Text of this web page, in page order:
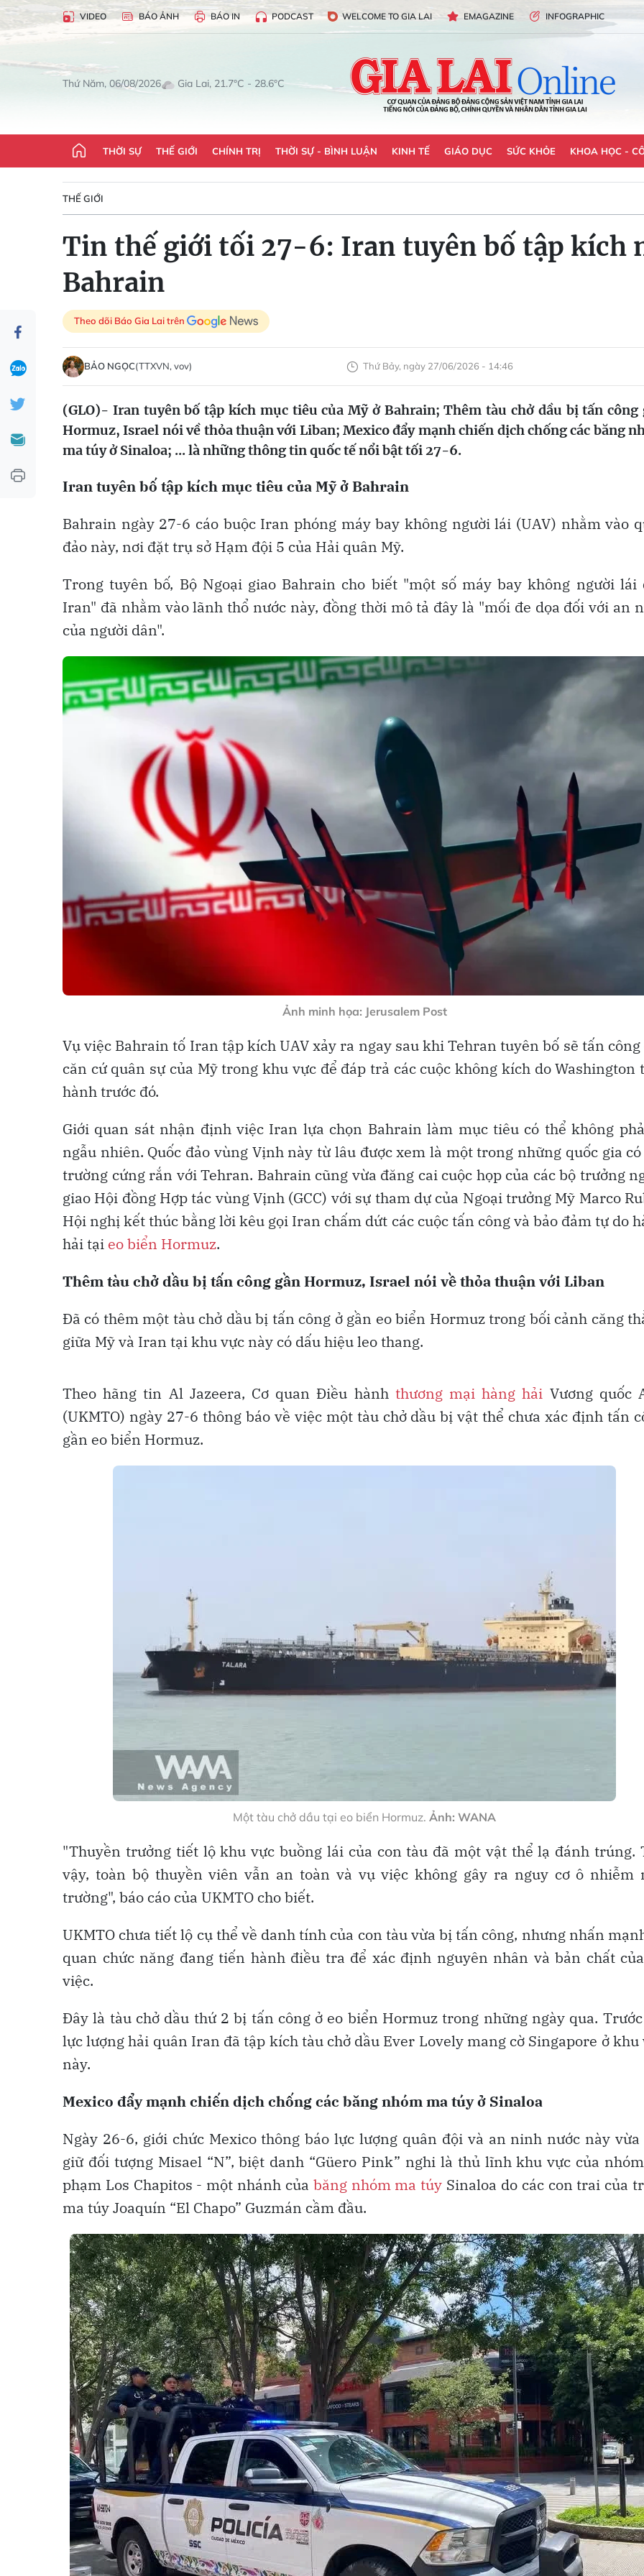
VIDEO BÁO ẢNH BÁO IN PODCAST WELCOME TO GIA LAI EMAGAZINE INFOGRAPHIC
Thứ Năm, 06/08/2026 Gia Lai, 21.7°C - 28.6°C
THỜI SỰ THẾ GIỚI CHÍNH TRỊ THỜI SỰ - BÌNH LUẬN KINH TẾ GIÁO DỤC SỨC KHỎE KHOA HỌC -
THẾ GIỚI
Tin thế giới tối 27-6: Iran tuyên bố tập kích
Bahrain
Theo dõi Báo Gia Lai trên
BẢO NGỌC(TTXVN, vov) Thứ Bảy, ngày 27/06/2026 - 14:46
(GLO)- Iran tuyên bố tập kích mục tiêu của Mỹ ở Bahrain; Thêm tàu chở dầu bị tấn công
Hormuz, Israel nói về thỏa thuận với Liban; Mexico đẩy mạnh chiến dịch chống các băng
ma túy ở Sinaloa; ... là những thông tin quốc tế nổi bật tối 27-6.
Iran tuyên bố tập kích mục tiêu của Mỹ ở Bahrain
Bahrain ngày 27-6 cáo buộc Iran phóng máy bay không người lái (UAV) nhằm vào
đảo này, nơi đặt trụ sở Hạm đội 5 của Hải quân Mỹ.
Trong tuyên bố, Bộ Ngoại giao Bahrain cho biết "một số máy bay không người lái
Iran" đã nhằm vào lãnh thổ nước này, đồng thời mô tả đây là "mối đe dọa đối với an
của người dân".
Ảnh minh họa: Jerusalem Post
Vụ việc Bahrain tố Iran tập kích UAV xảy ra ngay sau khi Tehran tuyên bố sẽ tấn công
căn cứ quân sự của Mỹ trong khu vực để đáp trả các cuộc không kích do Washington
hành trước đó.
Giới quan sát nhận định việc Iran lựa chọn Bahrain làm mục tiêu có thể không
ngẫu nhiên. Quốc đảo vùng Vịnh này từ lâu được xem là một trong những quốc gia
trường cứng rắn với Tehran. Bahrain cũng vừa đăng cai cuộc họp của các bộ trưởng
giao Hội đồng Hợp tác vùng Vịnh (GCC) với sự tham dự của Ngoại trưởng Mỹ Marco
Hội nghị kết thúc bằng lời kêu gọi Iran chấm dứt các cuộc tấn công và bảo đảm tự do
hải tại eo biển Hormuz.
Thêm tàu chở dầu bị tấn công gần Hormuz, Israel nói về thỏa thuận với Liban
Đã có thêm một tàu chở dầu bị tấn công ở gần eo biển Hormuz trong bối cảnh căng
giữa Mỹ và Iran tại khu vực này có dấu hiệu leo thang.
Theo hãng tin Al Jazeera, Cơ quan Điều hành thương mại hàng hải Vương quốc
(UKMTO) ngày 27-6 thông báo về việc một tàu chở dầu bị vật thể chưa xác định tấn
gần eo biển Hormuz.
Một tàu chở dầu tại eo biển Hormuz. Ảnh: WANA
"Thuyền trưởng tiết lộ khu vực buồng lái của con tàu đã một vật thể lạ đánh trúng.
vậy, toàn bộ thuyền viên vẫn an toàn và vụ việc không gây ra nguy cơ ô nhiễm
trường", báo cáo của UKMTO cho biết.
UKMTO chưa tiết lộ cụ thể về danh tính của con tàu vừa bị tấn công, nhưng nhấn
quan chức năng đang tiến hành điều tra để xác định nguyên nhân và bản chất
việc.
Đây là tàu chở dầu thứ 2 bị tấn công ở eo biển Hormuz trong những ngày qua. Trước
lực lượng hải quân Iran đã tập kích tàu chở dầu Ever Lovely mang cờ Singapore ở khu
này.
Mexico đẩy mạnh chiến dịch chống các băng nhóm ma túy ở Sinaloa
Ngày 26-6, giới chức Mexico thông báo lực lượng quân đội và an ninh nước này vừa
giữ đối tượng Misael “N”, biệt danh “Güero Pink” nghi là thủ lĩnh khu vực của
phạm Los Chapitos - một nhánh của băng nhóm ma túy Sinaloa do các con trai của
ma túy Joaquín “El Chapo” Guzmán cầm đầu.